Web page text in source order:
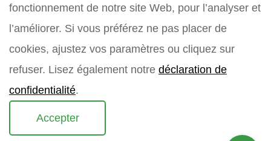
fonctionnement de notre site Web, pour l’analyser et
l’améliorer. Si vous préférez ne pas placer de
cookies, ajustez vos paramètres ou cliquez sur
refuser. Lisez également notre déclaration de
confidentialité.
Accepter